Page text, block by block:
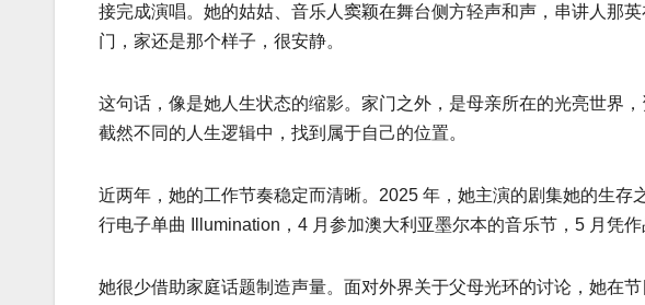
接完成演唱。她的姑姑、音乐人窦颖在舞台侧方轻声和声，串讲人那
门，家还是那个样子，很安静。
这句话，像是她人生状态的缩影。家门之外，是母亲所在的光亮世界
截然不同的人生逻辑中，找到属于自己的位置。
近两年，她的工作节奏稳定而清晰。2025 年，她主演的剧集她的生
行电子单曲 Illumination，4 月参加澳大利亚墨尔本的音乐节，5 月凭作
她很少借助家庭话题制造声量。面对外界关于父母光环的讨论，她在